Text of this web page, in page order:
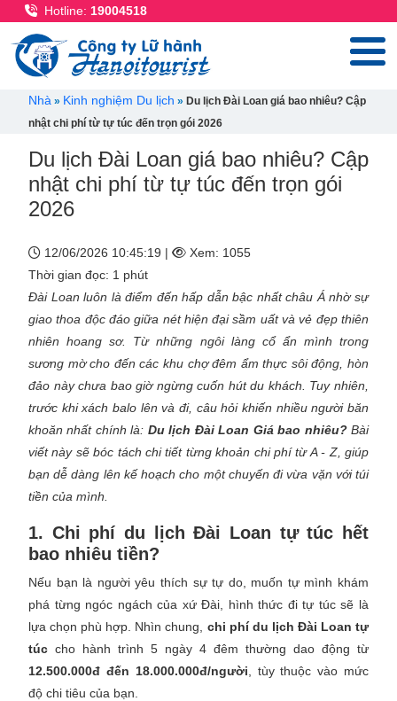
Hotline: 19004518
Breadcrumb
Nhà Kinh nghiệm Du lịch
Du lịch Đài Loan giá bao nhiêu? Cập
nhật chi phí từ tự túc đến trọn gói 2026
Du lịch Đài Loan giá bao nhiêu? Cập
nhật chi phí từ tự túc đến trọn gói
2026
12/06/2026 10:45:19 |
Xem: 1055
Thời gian đọc: 1 phút
Đài Loan luôn là điểm đến hấp dẫn bậc nhất châu Á nhờ sự
giao thoa độc đáo giữa nét hiện đại sầm uất và vẻ đẹp thiên
nhiên hoang sơ. Từ những ngôi làng cổ ẩn mình trong
sương mờ cho đến các khu chợ đêm ẩm thực sôi động, hòn
đảo này chưa bao giờ ngừng cuốn hút du khách. Tuy nhiên,
trước khi xách balo lên và đi, câu hỏi khiến nhiều người băn
khoăn nhất chính là: Du lịch Đài Loan Giá bao nhiêu?Bài
viết này sẽ bóc tách chi tiết từng khoản chi phí từ A - Z, giúp
bạn dễ dàng lên kế hoạch cho một chuyến đi vừa vặn với túi
tiền của mình.
1. Chi phí du lịch Đài Loan tự túc hết
bao nhiêu tiền?
Nếu bạn là người yêu thích sự tự do, muốn tự mình khám
phá từng ngóc ngách của xứ Đài, hình thức đi tự túc sẽ là
lựa chọn phù hợp. Nhìn chung, chi phí du lịch Đài Loan tự
túc cho hành trình 5 ngày 4 đêm thường dao động từ
12.500.000đ đến 18.000.000đ/người , tùy thuộc vào mức
độ chi tiêu của bạn.